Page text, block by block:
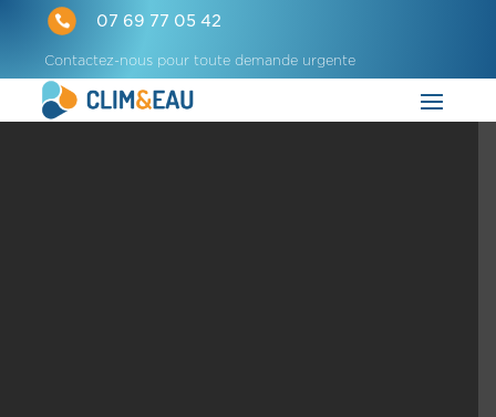
 07 69 77 05 42
Contactez-nous pour toute demande urgente